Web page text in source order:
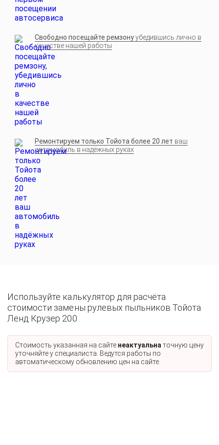
Свободно посещайте ремзонуубедившись лично в
качестве нашей работы
Ремонтируем только Тойота более 20 лет ваш
автомобиль в надёжных руках
Используйте калькулятор для расчёта
стоимости замены рулевых пыльников Тойота
Ленд Крузер 200
Стоимость указанная на сайте неактуальна точную цену
уточняйте у специалиста. Ведутся работы по
автоматическому обновлению цен на сайте.